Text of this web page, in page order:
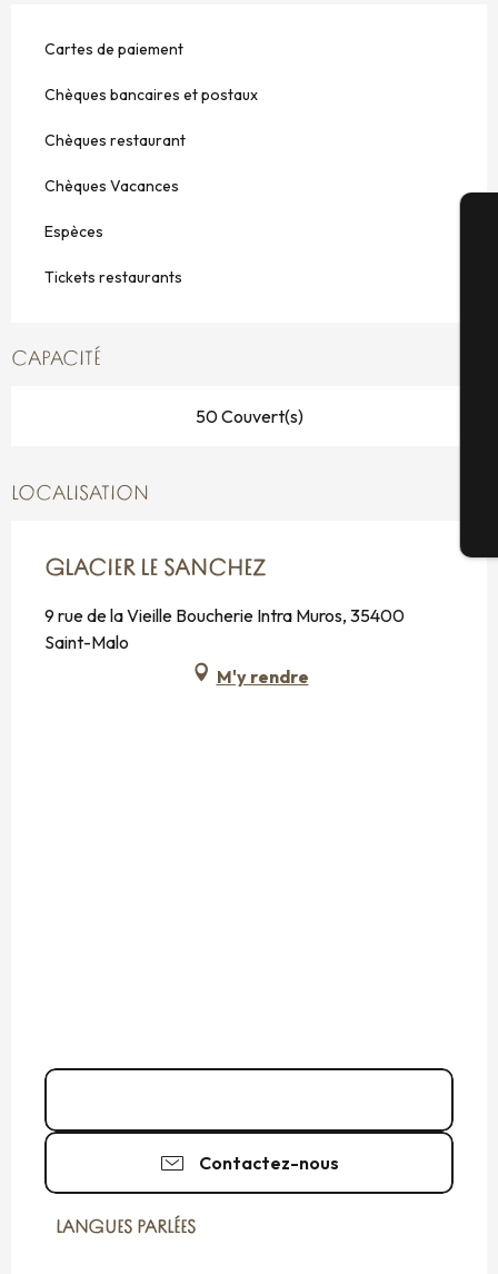
Cartes de paiement
Chèques bancaires et postaux
Chèques restaurant
Chèques Vacances
Espèces
Tickets restaurants
CAPACITÉ
50 Couvert(s)
LOCALISATION
GLACIER LE SANCHEZ
9 rue de la Vieille Boucherie Intra Muros, 35400
Saint-Malo
M'y rendre
Contactez-nous
LANGUES PARLÉES
LANGUES PARLÉES